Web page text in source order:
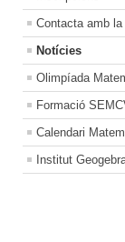
Contacta amb
Notícies
Olimpíada
Formació
Calendari
Institut